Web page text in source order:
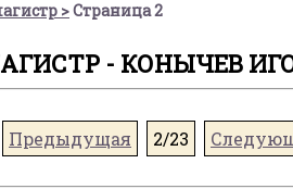
Страница 2
- КОНЫЧЕВ
Предыдущая 2/23